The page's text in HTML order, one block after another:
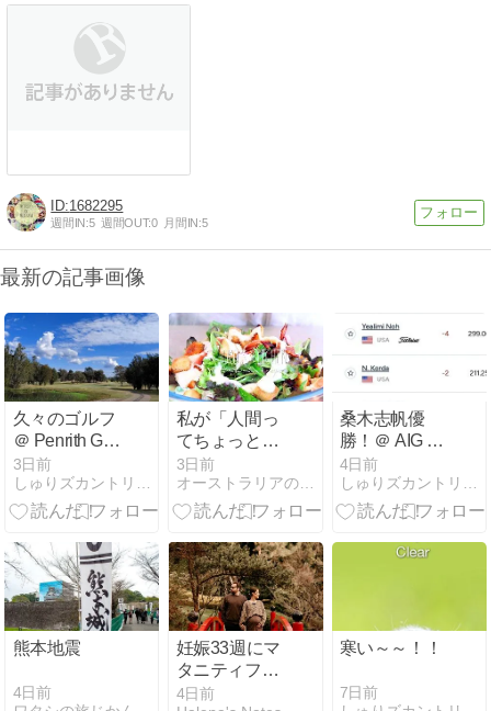
1682295
週間IN:5 週間OUT:0 月間IN:5
最新の記事画像
久々のゴルフ
＠ Penrith GC
03 Aug 2026
3日前
私が「人間っ
てちょっと怖
い」と思う瞬
間
3日前
オーストラリアの田舎でのんびり生活
桑木志帆優
勝！＠ AIG 全
英女子オープ
ン
4日前
熊本地震
4日前
妊娠33週にマ
タニティフォ
ト撮影！in オ
4日前
寒い～～！！
7日前